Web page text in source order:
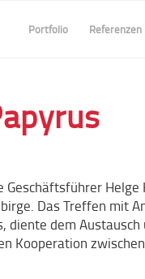
Portfolio Referenzen
Helge
Das Treffen mit
diente dem
Kooperation